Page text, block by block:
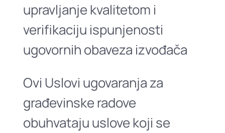
upravljanje kvalitetom i
verifikaciju ispunjenosti
ugovornih obaveza izvođača
Ovi Uslovi ugovaranja za
građevinske radove
obuhvataju uslove koji se